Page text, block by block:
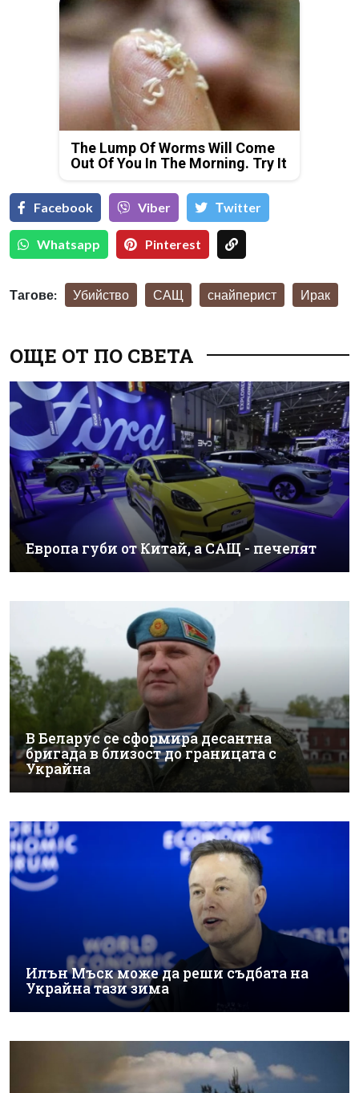
The Lump Of Worms Will Come
Out Of You In The Morning. Try It
Facebook Viber Тwitter
Whatsapp Pinterest
Тагове: Убийство САЩ снайперист Ирак
ОЩЕ ОТ ПО СВЕТА
Европа губи от Китай, а САЩ - печелят
В Беларус се сформира десантна
бригада в близост до границата с
Украйна
Илън Мъск може да реши съдбата на
Украйна тази зима